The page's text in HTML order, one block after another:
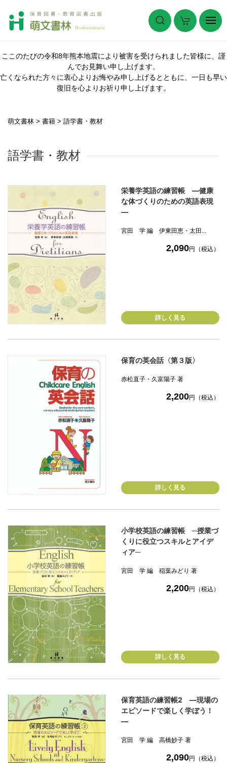
ここのたびの令和8年熊本地震により被害を受けられました皆様に、謹
んでお見舞い申し上げます。
亡くなられた方々に衷心よりお悔やみ申し上げるとともに、一日も早い
復旧を心よりお祈り申し上げます。
萌文書林 > 書籍 > 語学書・教材
語学書・教材
栄養学英語の練習帳 ―健康
な体づくりのための英語表現
―
宮田 学 編 伊東田恵・太田...
2,090円（税込）
詳しく見る
保育の英会話〈第３版〉
赤松直子・久富陽子 著
2,200円（税込）
詳しく見る
小学校英語の練習帳 ─授業づ
くりに役立つスキルとアイデ
ィア─
宮田 学 編 稲葉みどり 著
2,200円（税込）
詳しく見る
保育英語の練習帳2 ―現場の
エピソードで楽しく学ぼう！
―
宮田 学 編 高橋妙子 著
2,090円（税込）